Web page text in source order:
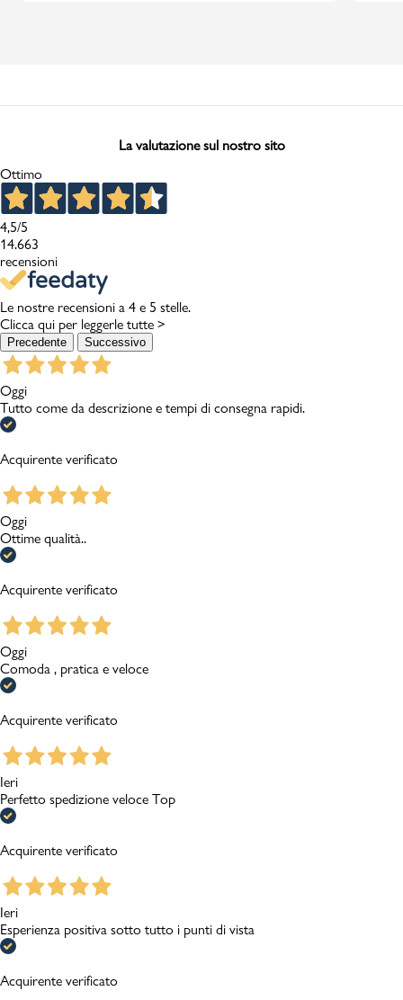
La valutazione sul nostro sito
Ottimo
4,5/5
14.663
recensioni
Le nostre recensioni a 4 e 5 stelle.
Clicca qui per leggerle tutte >
Precedente Successivo
Oggi
Tutto come da descrizione e tempi di consegna rapidi.
Acquirente verificato
Oggi
Ottime qualità..
Acquirente verificato
Oggi
Comoda , pratica e veloce
Acquirente verificato
Ieri
Perfetto spedizione veloce Top
Acquirente verificato
Ieri
Esperienza positiva sotto tutto i punti di vista
Acquirente verificato